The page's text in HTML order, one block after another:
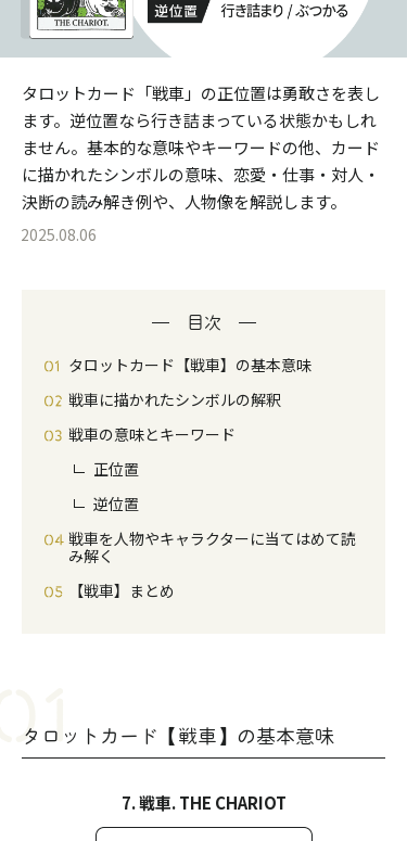
タロットカード「戦車」の正位置は勇敢さを表し
ます。逆位置なら行き詰まっている状態かもしれ
ません。基本的な意味やキーワードの他、カード
に描かれたシンボルの意味、恋愛・仕事・対人・
決断の読み解き例や、人物像を解説します。
2025.08.06
目次
タロットカード【戦車】の基本意味
戦車に描かれたシンボルの解釈
戦車の意味とキーワード
正位置
逆位置
戦車を人物やキャラクターに当てはめて読
み解く
【戦車】まとめ
タロットカード【戦車】の基本意味
7. 戦車. THE CHARIOT